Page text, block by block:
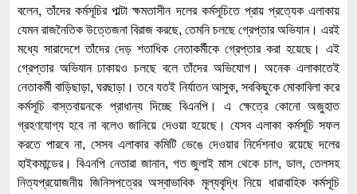
বলেন, তাঁদের কর্মসূচির পাল্টা ক্ষমতাসীন দলের কর্মসূচিতে প্রায় প্রত্যেক এলাকায়
যেমন রাজনৈতিক উত্তেজনা বিরাজ করছে, তেমনি চলছে গ্রেপ্তার অভিযান। এরই
মধ্যে সারাদেশে তাঁদের দেড় শতাধিক নেতাকর্মীকে গ্রেপ্তার করা হয়েছে। এই
গ্রেপ্তার অভিযান ঢাকায়ও চলছে বলে তাঁদের অভিযোগ। অনেক এলাকাতেই
নেতাকর্মী বাড়িছাড়া, ঘরছাড়া। তবে যতই নির্যাতন আসুক, সবকিছুকে মোকাবিলা করে
কর্মসূচি বাস্তবায়নকে প্রাধান্য দিচ্ছে বিএনপি। এ ক্ষেত্রে কোনো অজুহাত
গ্রহণযোগ্য হবে না বলেও জানিয়ে দেওয়া হয়েছে। যেসব এলাকা কর্মসূচি সফল
করতে পারবে না, সেসব এলাকার কমিটি ভেঙে দেওয়ার নির্দেশনাও রয়েছে দলের
হাইকমান্ডের। বিএনপি নেতারা জানান, গত জুলাই মাস থেকে চাল, ডাল, তেলসহ
নিত্যপ্রয়োজনীয় জিনিসপত্রের অস্বাভাবিক মূল্যবৃদ্ধি নিয়ে ধারাবাহিক কর্মসূচি